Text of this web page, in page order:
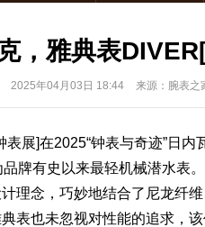
，雅典表
2025年04月03日 18:44 来源：腕表之
表展]在2025“钟表与奇迹”日内
品牌有史以来最轻机械潜水表
理念，巧妙地结合了尼龙纤
表也未忽视对性能的追求，